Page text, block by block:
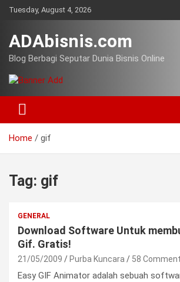
SkipTuesday, August 4, 2026
ADAbisnis.com
Blog Berbagi Seputar Dunia Bisnis Online
Home gif
Tag: gif
GENERAL
Download Software Untuk
Gif. Gratis!
21/05/2009 Purba Kuncara 58
Easy GIF Animator adalah sebuah